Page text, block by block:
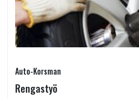
Auto-Korsman
Rengastyö